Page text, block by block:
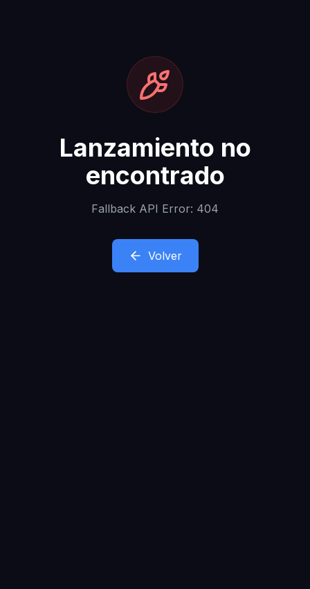
Lanzamiento no
encontrado
Fallback API Error: 404
Volver